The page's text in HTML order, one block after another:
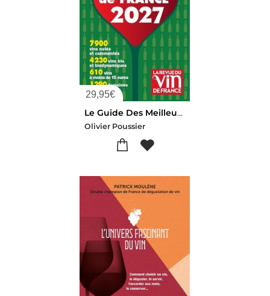
29,95€
Le Guide Des Meilleurs Vins De France 2027
Olivier Poussier